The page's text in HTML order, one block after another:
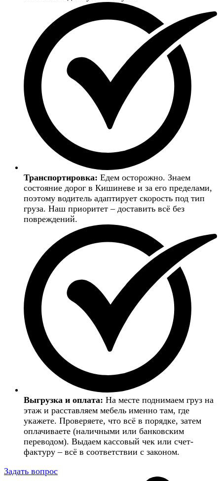
Транспортировка: Едем осторожно. Знаем
состояние дорог в Кишиневе и за его пределами,
поэтому водитель адаптирует скорость под тип
груза. Наш приоритет – доставить всё без
повреждений.
Выгрузка и оплата: На месте поднимаем груз на
этаж и расставляем мебель именно там, где
укажете. Проверяете, что всё в порядке, затем
оплачиваете (наличными или банковским
переводом). Выдаем кассовый чек или счет-
фактуру – всё в соответствии с законом.
Задать вопрос